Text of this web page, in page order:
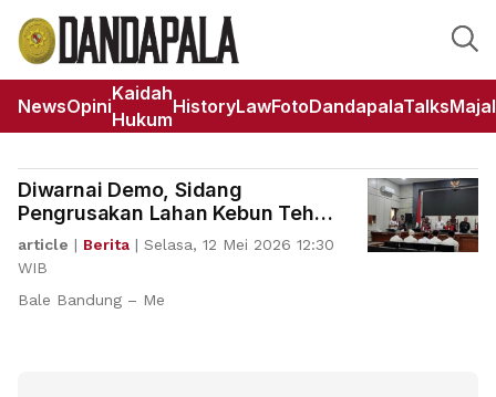
NewsOpini
Kaidah
Hukum
HistoryLawFotoDandapalaTalks
Diwarnai Demo, Sidang
Pengrusakan Lahan Kebun Teh
Berjalan Lancar
article | Berita | Selasa, 12 Mei 2026 12:30
WIB
Bale Bandung – Me